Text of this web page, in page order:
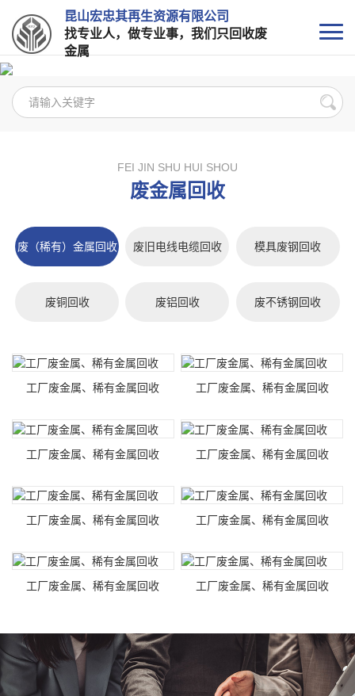
昆山宏忠其再生资源有限公司
找专业人，做专业事，我们只回收废
金属
FEI JIN SHU HUI SHOU
废金属回收
废（稀有）金属回收 废旧电线电缆回收 模具废钢回收
废铜回收 废铝回收 废不锈钢回收
工厂废金属、稀有金属回收 工厂废金属、稀有金属回收
工厂废金属、稀有金属回收 工厂废金属、稀有金属回收
工厂废金属、稀有金属回收 工厂废金属、稀有金属回收
工厂废金属、稀有金属回收 工厂废金属、稀有金属回收